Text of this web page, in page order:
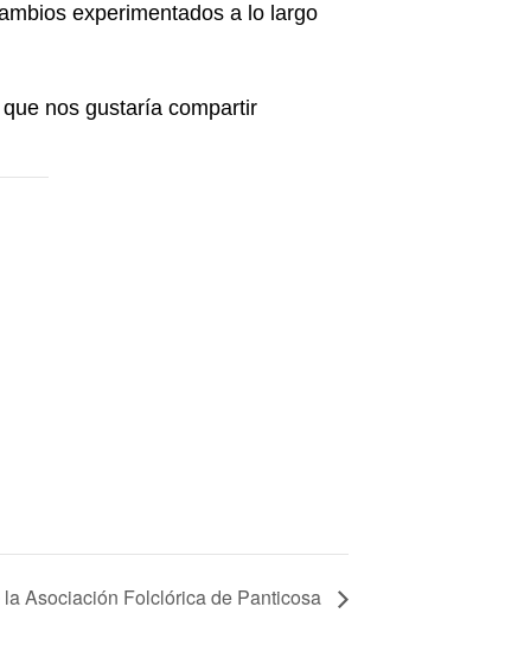
experimentados a lo largo
nos gustaría compartir
Asociación Folclórica de Panticosa